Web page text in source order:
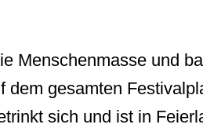
Menschenmasse und
dem gesamten
sich und ist in